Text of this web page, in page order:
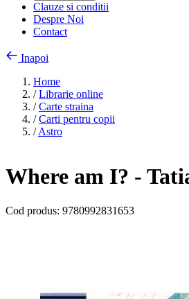
Clauze si conditii
Despre Noi
Contact
Inapoi
Home
/ Librarie online
/ Carte straina
/ Carti pentru copii
/ Astro
Where am I? -
Cod produs: 9780992831653